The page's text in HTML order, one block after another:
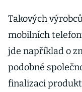
Takových
mobilních
jde například o
podobné
finalizaci